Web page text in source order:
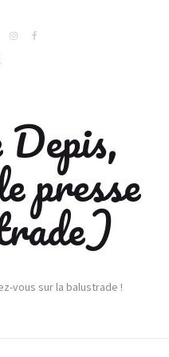
presse
vous sur la balustrade !